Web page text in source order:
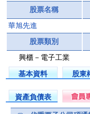
股票名稱
華旭先進
股票類別
興櫃－電子工業
基本資料 股東
資產負債表